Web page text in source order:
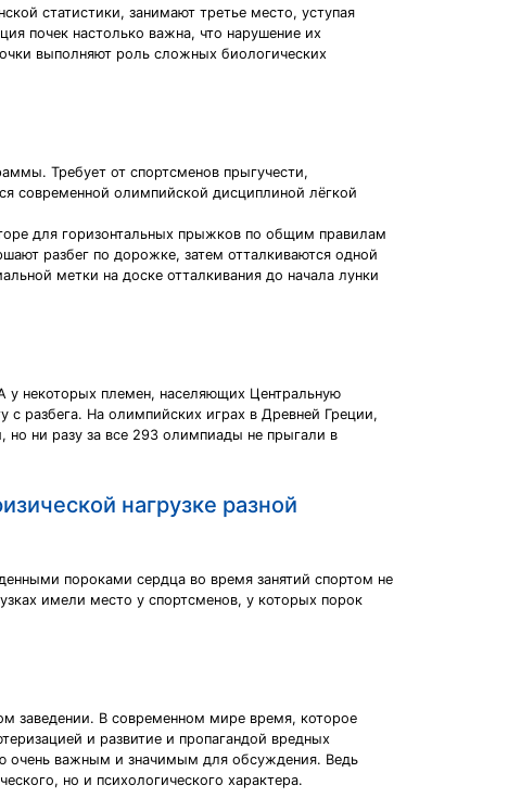
статистики, занимают третье место, уступая
почек настолько важна, что нарушение их
выполняют роль сложных биологических
Требует от спортсменов прыгучести,
современной олимпийской дисциплиной лёгкой
для горизонтальных прыжков по общим правилам
разбег по дорожке, затем отталкиваются одной
метки на доске отталкивания до начала лунки
некоторых племен, населяющих Центральную
разбега. На олимпийских играх в Древней Греции,
ни разу за все 293 олимпиады не прыгали в
нагрузке разной
пороками сердца во время занятий спортом не
имели место у спортсменов, у которых порок
заведении. В современном мире время, которое
и развитие и пропагандой вредных
очень важным и значимым для обсуждения. Ведь
но и психологического характера.